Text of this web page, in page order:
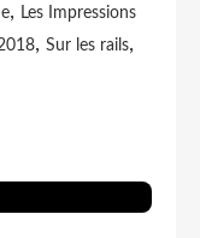
, Les Impressions
, Sur les rails,